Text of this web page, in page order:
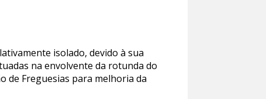
isolado, devido à sua
na envolvente da rotunda do
de Freguesias para melhoria da